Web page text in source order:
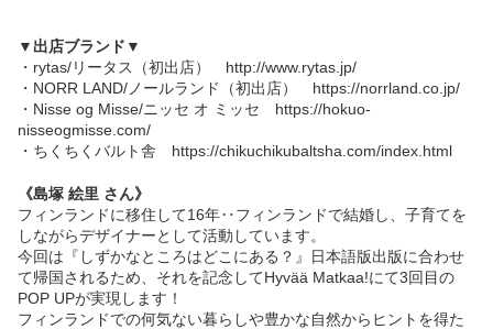
▼出店ブランド▼
・rytas/リータス（初出店） http://www.rytas.jp/
・NORR LAND/ノールランド（初出店） https://norrland.co.jp/
・Nisse og Misse/ニッセ オ ミッセ https://hokuo-
nisseogmisse.com/
・ちくちくバルト舎 https://chikuchikubaltsha.com/index.html
《島塚 絵里 さん》
フィンランドに移住して16年‥フィンランドで結婚し、子育てを
しながらデザイナーとして活動しています。
今回は 『しずかなところはどこにある？』日本語版出版に合わせ
て帰国されるため、それを記念してHyvää Matkaa!にて3回目の
POP UPが実現します！
フィンランドでの何気ない暮らしや豊かな自然からヒントを得た